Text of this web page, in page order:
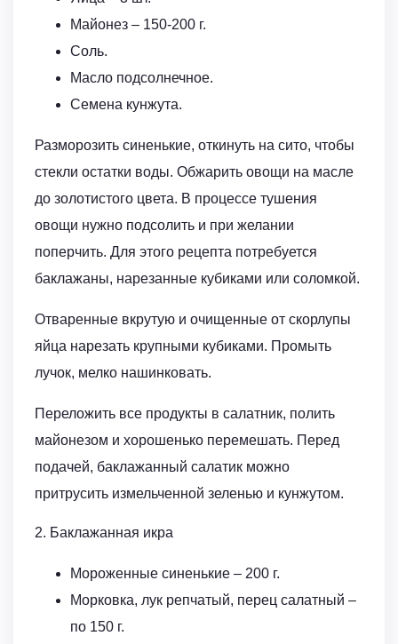
Майонез – 150-200 г.
Соль.
Масло подсолнечное.
Семена кунжута.
Разморозить синенькие, откинуть на сито, чтобы
стекли остатки воды. Обжарить овощи на масле
до золотистого цвета. В процессе тушения
овощи нужно подсолить и при желании
поперчить. Для этого рецепта потребуется
баклажаны, нарезанные кубиками или соломкой.
Отваренные вкрутую и очищенные от скорлупы
яйца нарезать крупными кубиками. Промыть
лучок, мелко нашинковать.
Переложить все продукты в салатник, полить
майонезом и хорошенько перемешать. Перед
подачей, баклажанный салатик можно
притрусить измельченной зеленью и кунжутом.
2. Баклажанная икра
Мороженные синенькие – 200 г.
Морковка, лук репчатый, перец салатный –
по 150 г.